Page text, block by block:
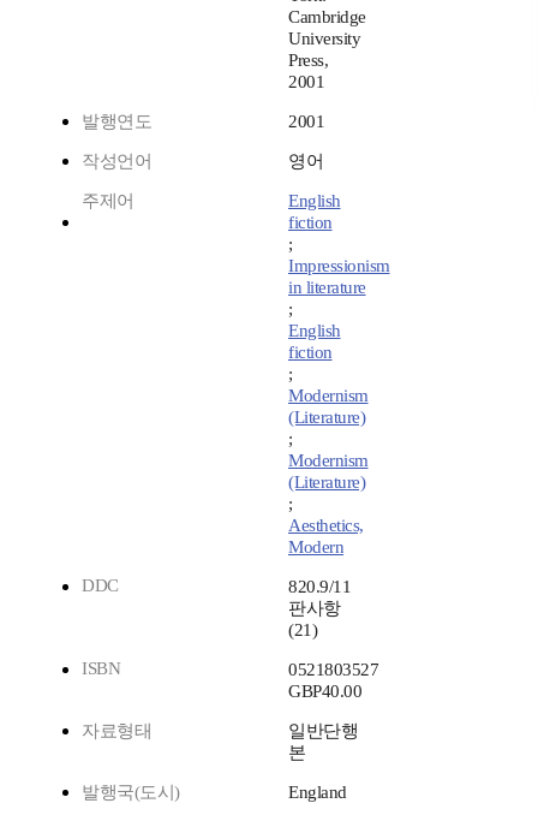
Cambridge
University
Press,
2001
발행연도 2001
작성언어 영어
주제어
English
fiction
;
Impressionism
in literature
;
English
fiction
;
Modernism
(Literature)
;
Modernism
(Literature)
;
Aesthetics,
Modern
DDC
820.9/11
판사항
(21)
ISBN
0521803527
GBP40.00
자료형태
일반단행
본
발행국(도시) England